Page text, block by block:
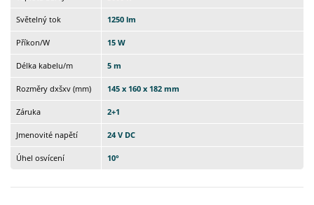
Světelný tok 1250 lm
Příkon/W 15 W
Délka kabelu/m 5 m
Rozměry dxšxv (mm) 145 x 160 x 182 mm
Záruka 2+1
Jmenovité napětí 24 V DC
Úhel osvícení 10°